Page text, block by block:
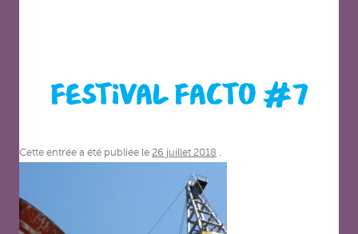
FESTIVAL FACTO #7
Cette entrée a été publiée le 26 juillet 2018 .